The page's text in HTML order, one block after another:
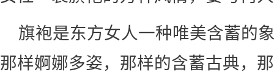
旗袍是东方女人一种唯美含蓄的
那样婀娜多姿，那样的含蓄古典，